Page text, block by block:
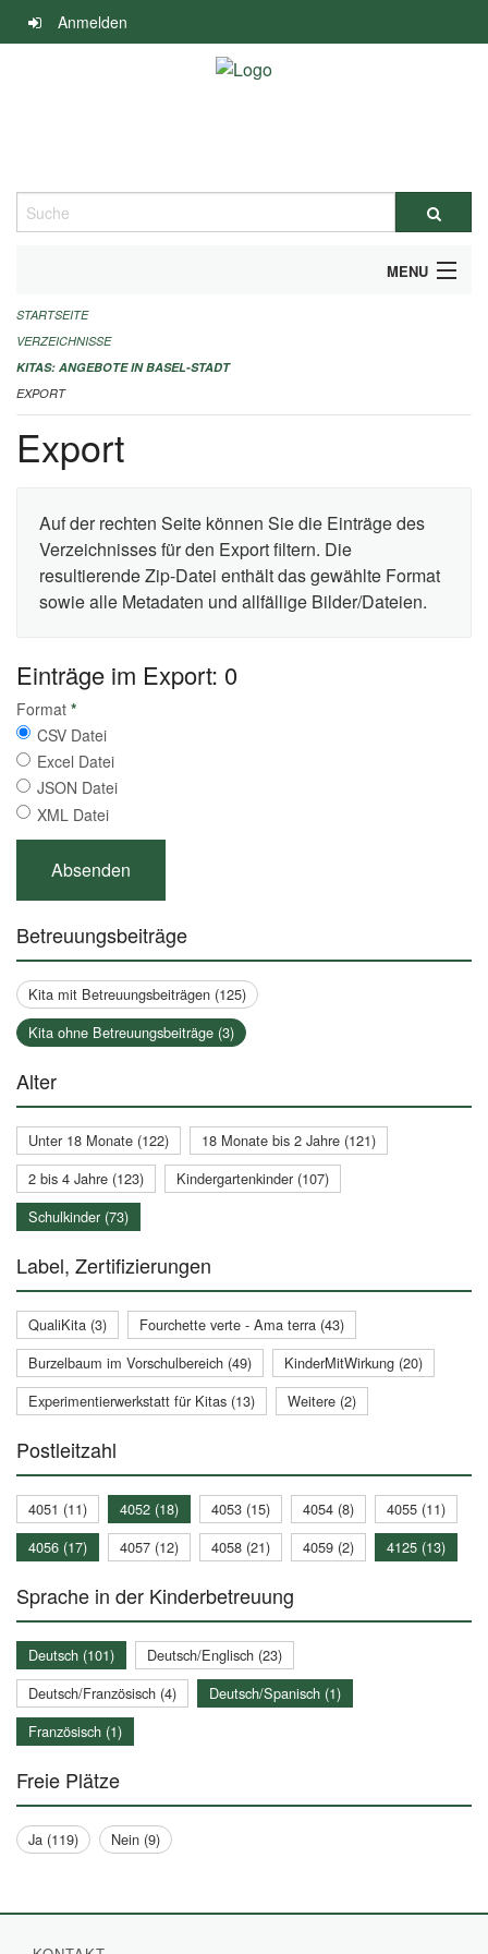
Navigation
überspringen
Anmelden
Suche
MENU
ALLGEMEINE INFORMATIONEN
IMPRESSUM
STARTSEITE
VERZEICHNISSE
KITAS: ANGEBOTE IN BASEL-STADT
EXPORT
Export
Auf der rechten Seite können Sie die Einträge des
Verzeichnisses für den Export filtern. Die
resultierende Zip-Datei enthält das gewählte Format
sowie alle Metadaten und allfällige Bilder/Dateien.
Einträge im Export: 0
Format *
CSV Datei
Excel Datei
JSON Datei
XML Datei
Betreuungsbeiträge
Kita mit Betreuungsbeiträgen (125)
Kita ohne Betreuungsbeiträge (3)
Alter
Unter 18 Monate (122)
18 Monate bis 2 Jahre (121)
2 bis 4 Jahre (123)
Kindergartenkinder (107)
Schulkinder (73)
Label, Zertifizierungen
QualiKita (3)
Fourchette verte - Ama terra (43)
Burzelbaum im Vorschulbereich (49)
KinderMitWirkung (20)
Experimentierwerkstatt für Kitas (13)
Weitere (2)
Postleitzahl
4051 (11) 4052 (18) 4053 (15) 4054 (8)
4055 (11)
4056 (17)
4057 (12) 4058 (21) 4059 (2) 4125 (13)
Sprache in der Kinderbetreuung
Deutsch (101)
Deutsch/Englisch (23)
Deutsch/Französisch (4)
Deutsch/Spanisch (1)
Französisch (1)
Freie Plätze
Ja (119) Nein (9)